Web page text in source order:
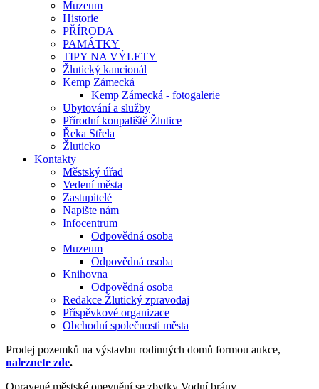
Muzeum
Historie
PŘÍRODA
PAMÁTKY
TIPY NA VÝLETY
Žlutický kancionál
Kemp Zámecká
Kemp Zámecká - fotogalerie
Ubytování a služby
Přírodní koupaliště Žlutice
Řeka Střela
Žluticko
Kontakty
Městský úřad
Vedení města
Zastupitelé
Napište nám
Infocentrum
Odpovědná osoba
Muzeum
Odpovědná osoba
Knihovna
Odpovědná osoba
Redakce Žlutický zpravodaj
Příspěvkové organizace
Obchodní společnosti města
Prodej pozemků na výstavbu rodinných domů formou aukce,
naleznete zde.
Opravené městské opevnění se zbytky Vodní brány